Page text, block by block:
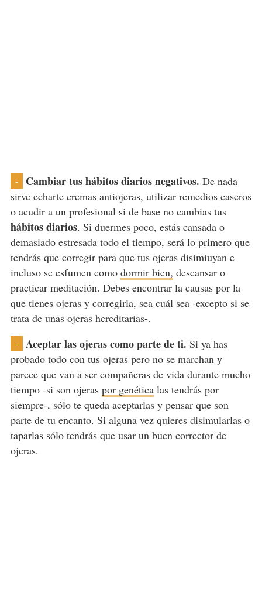
- Cambiar tus hábitos diarios negativos. De nada
sirve echarte cremas antiojeras, utilizar remedios caseros
o acudir a un profesional si de base no cambias tus
hábitos diarios. Si duermes poco, estás cansada o
demasiado estresada todo el tiempo, será lo primero que
tendrás que corregir para que tus ojeras disimiuyan e
incluso se esfumen como dormir bien, descansar o
practicar meditación. Debes encontrar la causas por la
que tienes ojeras y corregirla, sea cuál sea -excepto si se
trata de unas ojeras hereditarias-.
- Aceptar las ojeras como parte de ti. Si ya has
probado todo con tus ojeras pero no se marchan y
parece que van a ser compañeras de vida durante mucho
tiempo -si son ojeras por genéticalas tendrás por
siempre-, sólo te queda aceptarlas y pensar que son
parte de tu encanto. Si alguna vez quieres disimularlas o
taparlas sólo tendrás que usar un buen corrector de
ojeras.